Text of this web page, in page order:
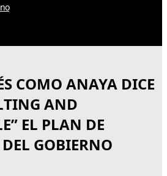
COMO ANAYA DICE
AND
EL PLAN DE
GOBIERNO